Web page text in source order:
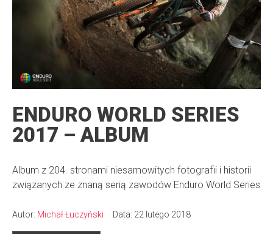
ENDURO WORLD SERIES
2017 – ALBUM
Album z 204. stronami niesamowitych fotografii i historii
związanych ze znaną serią zawodów Enduro World Series
Autor: Michał Łuczyński Data: 22 lutego 2018